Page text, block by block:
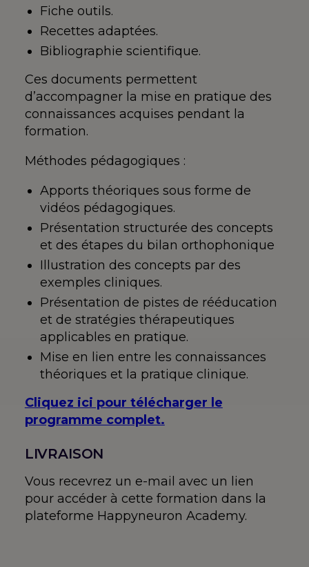
Fiche outils.
Recettes adaptées.
Bibliographie scientifique.
Ces documents permettent
d’accompagner la mise en pratique des
connaissances acquises pendant la
formation.
Méthodes pédagogiques :
Apports théoriques sous forme de
vidéos pédagogiques.
Présentation structurée des concepts
et des étapes du bilan orthophonique
Illustration des concepts par des
exemples cliniques.
Présentation de pistes de rééducation
et de stratégies thérapeutiques
applicables en pratique.
Mise en lien entre les connaissances
théoriques et la pratique clinique.
Cliquez ici pour télécharger le
programme complet.
LIVRAISON
Vous recevrez un e-mail avec un lien
pour accéder à cette formation dans la
plateforme Happyneuron Academy.